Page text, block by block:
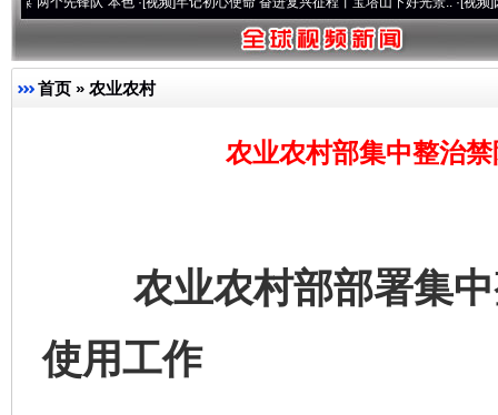
首页 » 农业农村
农业农村部集中整治
农业农村部部署集中
使用工作